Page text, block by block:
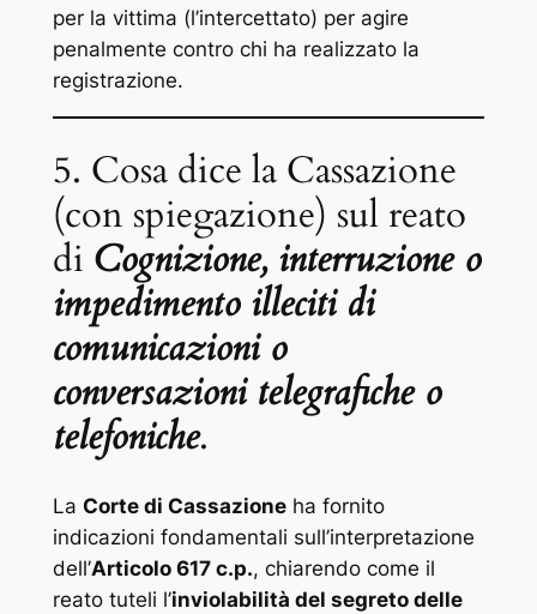
per la vittima (l’intercettato) per agire
penalmente contro chi ha realizzato la
registrazione.
5. Cosa dice la Cassazione
(con spiegazione) sul reato
di Cognizione, interruzione o
impedimento illeciti di
comunicazioni o
conversazioni telegrafiche o
telefoniche.
La Corte di Cassazioneha fornito
indicazioni fondamentali sull’interpretazione
dell’Articolo 617 c.p., chiarendo come il
reato tuteli l’inviolabilità del segreto delle